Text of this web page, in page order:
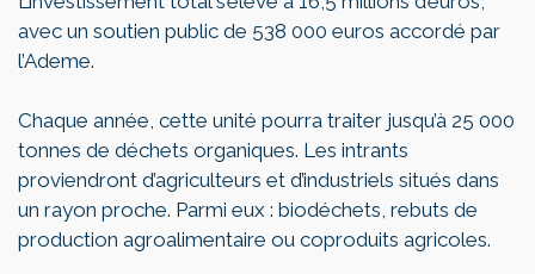
avec un soutien public de 538 000 euros accordé par
l’Ademe.
Chaque année, cette unité pourra traiter jusqu’à 25 000
tonnes de déchets organiques. Les intrants
proviendront d’agriculteurs et d’industriels situés dans
un rayon proche. Parmi eux : biodéchets, rebuts de
production agroalimentaire ou coproduits agricoles.